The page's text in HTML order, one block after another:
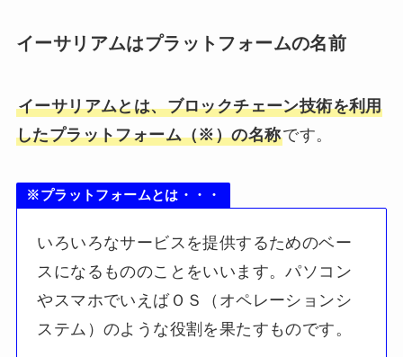
イーサリアムはプラットフォームの名前
イーサリアムとは、ブロックチェーン技術を利用
したプラットフォーム（※）の名称です。
※プラットフォームとは・・・
いろいろなサービスを提供するためのベー
スになるもののことをいいます。パソコン
やスマホでいえばＯＳ（オペレーションシ
ステム）のような役割を果たすものです。